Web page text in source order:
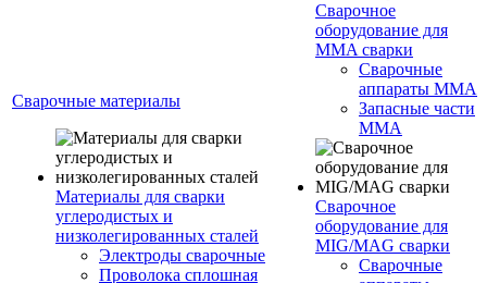
Сварочные материалы
Материалы для сварки
углеродистых и
низколегированных сталей
Электроды сварочные
Проволока сплошная
Сварочное
оборудование для
MMA сварки
Сварочные
аппараты MMA
Запасные части
MMA
Сварочное
оборудование для
MIG/MAG сварки
Сварочные